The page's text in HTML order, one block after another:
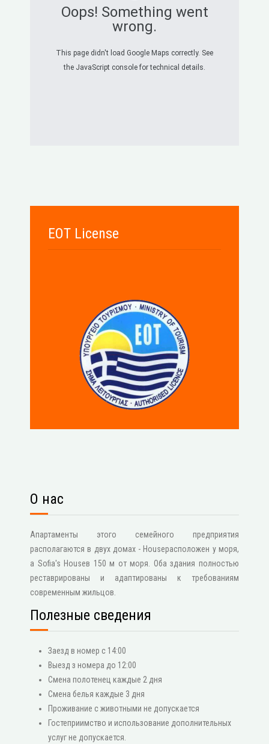
Oops! Something went
wrong.
This page didn't load Google Maps correctly. See
the JavaScript console for technical details.
EOT License
О нас
Апартаменты этого семейного предприятия
располагаются в двух домах - Houseрасположен у моря,
а Sofia's Houseв 150 м от моря. Оба здания полностью
реставрированы и адаптированы к требованиям
современным жильцов.
Полезные сведения
Заезд в номер с 14:00
Выезд з номера до 12:00
Смена полотенец каждые 2 дня
Смена белья каждые 3 дня
Проживание с животными не допускается
Гостеприимство и использование дополнительных
услуг не допускается.